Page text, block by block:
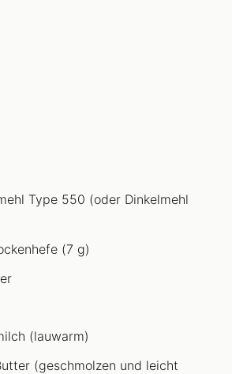
Type 550 (oder Dinkelmehl
(7 g)
(lauwarm)
(geschmolzen und leicht